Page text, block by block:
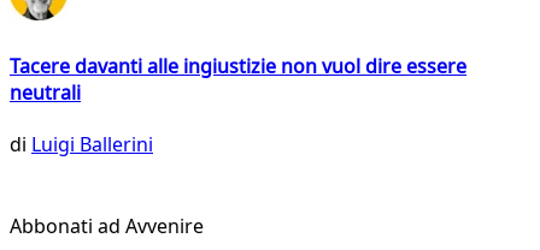
Tacere davanti alle ingiustizie non vuol dire essere
neutrali
di Luigi Ballerini
Abbonati ad Avvenire